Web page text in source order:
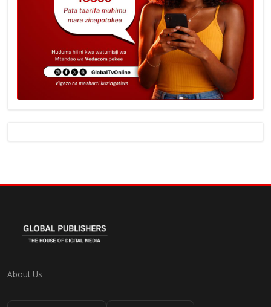
About Us